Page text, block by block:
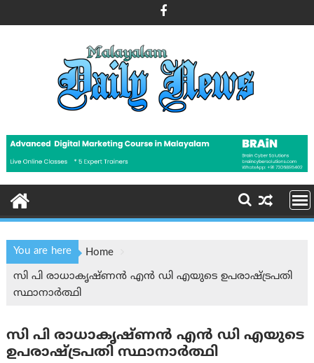
to
You are here
Home
സി പി രാധാകൃഷ്ണന്‍ എൻ ഡി എയുടെ ഉപരാഷ്ട്രപതി
സ്ഥാനാർത്ഥി
സി പി രാധാകൃഷ്ണന്‍ എൻ ഡി എയുടെ
ഉപരാഷ്ട്രപതി സ്ഥാനാർത്ഥി